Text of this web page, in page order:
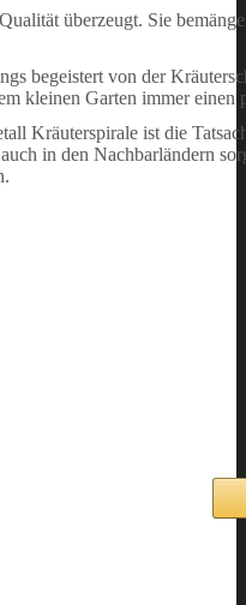
überzeugt. Sie
begeistert von der
kleinen Garten immer einen
Kräuterspirale ist die
in den Nachbarländern